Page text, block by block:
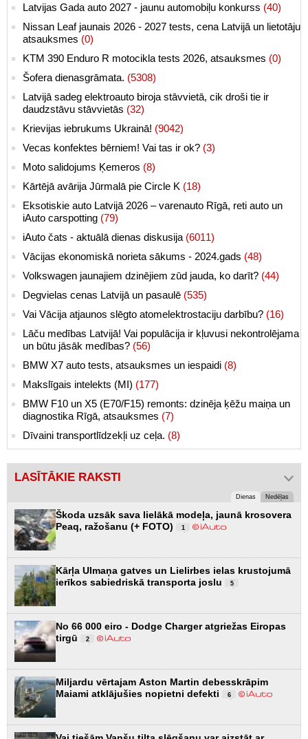
Latvijas Gada auto 2027 - jaunu automobiļu konkurss (40)
Nissan Leaf jaunais 2026 - 2027 tests, cena Latvijā un lietotāju
atsauksmes (0)
KTM 390 Enduro R motocikla tests 2026, atsauksmes (0)
Šofera dienasgrāmata. (5308)
Latvijā sadeg elektroauto biroja stāvvietā, cik droši tie ir
daudzstāvu stāvvietās (32)
Krievijas iebrukums Ukrainā! (9042)
Vecas konfektes bērniem! Vai tas ir ok? (3)
Moto salidojums Ķemeros (8)
Kārtējā avārija Jūrmalā pie Circle K (18)
Eksotiskie auto Latvijā 2026 – varenauto Rīgā, reti auto un
iAuto carspotting (79)
iAuto čats - aktuālā dienas diskusija (6011)
Vācijas ekonomiskā norieta sākums - 2024.gads (48)
Volkswagen jaunajiem dzinējiem zūd jauda, ko darīt? (44)
Degvielas cenas Latvijā un pasaulē (535)
Vai Vācija atjaunos slēgto atomelektrostaciju darbību? (16)
Lāču medības Latvijā! Vai populācija ir kļuvusi nekontrolējama
un būtu jāsāk medības? (56)
BMW X7 auto tests, atsauksmes un iespaidi (8)
Makslīgais intelekts (MI) (177)
BMW F10 un X5 (E70/F15) remonts: dzinēja ķēžu maiņa un
diagnostika Rīgā, atsauksmes (7)
Dīvaini transportlīdzekļi uz ceļa. (8)
LASĪTĀKIE RAKSTI
Dienas Nedēļas
Škoda uzsāk sava lielākā modeļa, jaunā krosovera
Peaq, ražošanu (+ FOTO)
1
Kārļa Ulmaņa gatves un Lielirbes ielas krustojumā
ierīkos sabiedriskā transporta joslu
5
No 66 000 eiro - Dodge Charger atgriežas Eiropas
tirgū
2
Miljardu vērtajam Aston Martin debesskrāpim
Maiami atklājušies nopietni defekti
6